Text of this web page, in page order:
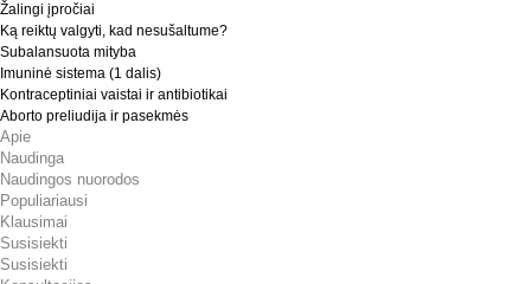
Žalingi įpročiai
Ką reiktų valgyti, kad nesušaltume?
Subalansuota mityba
Imuninė sistema (1 dalis)
Kontraceptiniai vaistai ir antibiotikai
Aborto preliudija ir pasekmės
Apie
Naudinga
Naudingos nuorodos
Populiariausi
Klausimai
Susisiekti
Susisiekti